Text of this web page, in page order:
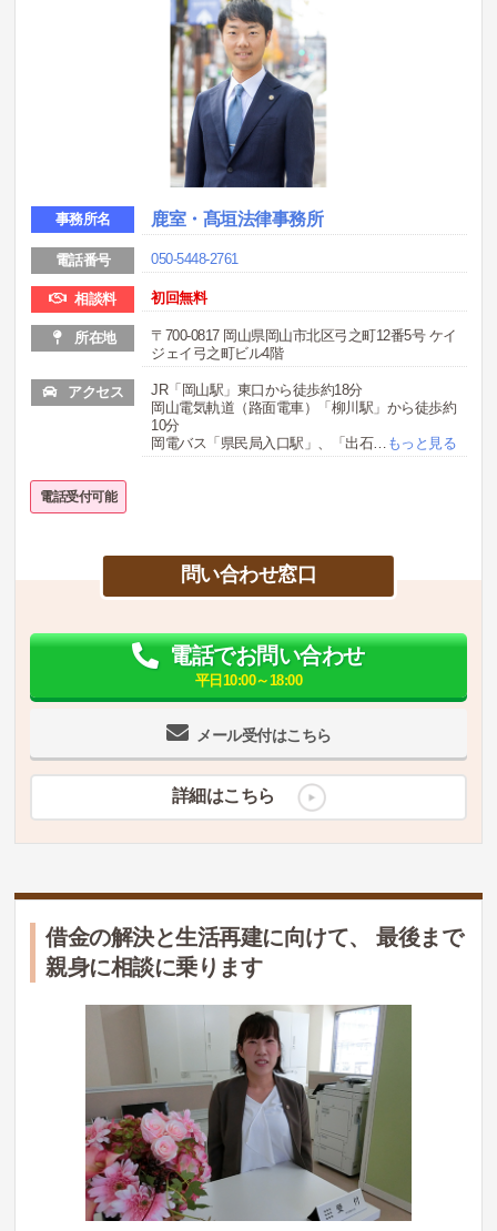
事務所名 鹿室・髙垣法律事務所
電話番号 050-5448-2761
相談料 初回無料
所在地
〒700-0817 岡山県岡山市北区弓之町12番5号 ケイ
ジェイ弓之町ビル4階
アクセス
JR「岡山駅」東口から徒歩約18分
岡山電気軌道（路面電車）「柳川駅」から徒歩約
10分
岡電バス「県民局入口駅」、「出石… もっと見る
電話受付可能
問い合わせ窓口
メール受付はこちら
電話でお問い合わせ
平日10:00～18:00
詳細はこちら
借金の解決と生活再建に向けて、 最後まで
親身に相談に乗ります